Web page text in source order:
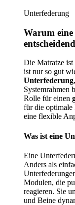
Unterfederung
Warum
Die Matratze ist
ist nur so gut
Unterfederung
Systemrahmen
Rolle für einen
für die
eine flexible
Was ist eine
Eine
Anders als
Modulen, die
reagieren. Sie
und Beine